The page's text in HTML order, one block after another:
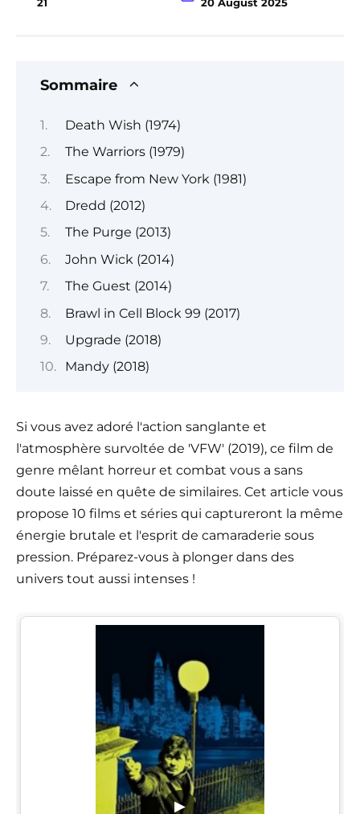
21 20 August 2025
Sommaire
Death Wish (1974)
The Warriors (1979)
Escape from New York (1981)
Dredd (2012)
The Purge (2013)
John Wick (2014)
The Guest (2014)
Brawl in Cell Block 99 (2017)
Upgrade (2018)
Mandy (2018)
Si vous avez adoré l'action sanglante et
l'atmosphère survoltée de 'VFW' (2019), ce film de
genre mêlant horreur et combat vous a sans
doute laissé en quête de similaires. Cet article vous
propose 10 films et séries qui captureront la même
énergie brutale et l'esprit de camaraderie sous
pression. Préparez-vous à plonger dans des
univers tout aussi intenses !
▶